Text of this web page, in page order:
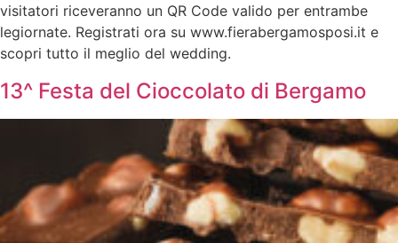
visitatori riceveranno un QR Code valido per entrambe
legiornate. Registrati ora su www.fierabergamosposi.it e
scopri tutto il meglio del wedding.
13^ Festa del Cioccolato di Bergamo